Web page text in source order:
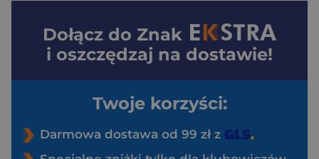
Dołącz do Znak
i oszczędzaj na dostawie!
Twoje korzyści:
Darmowa dostawa od 99 zł z